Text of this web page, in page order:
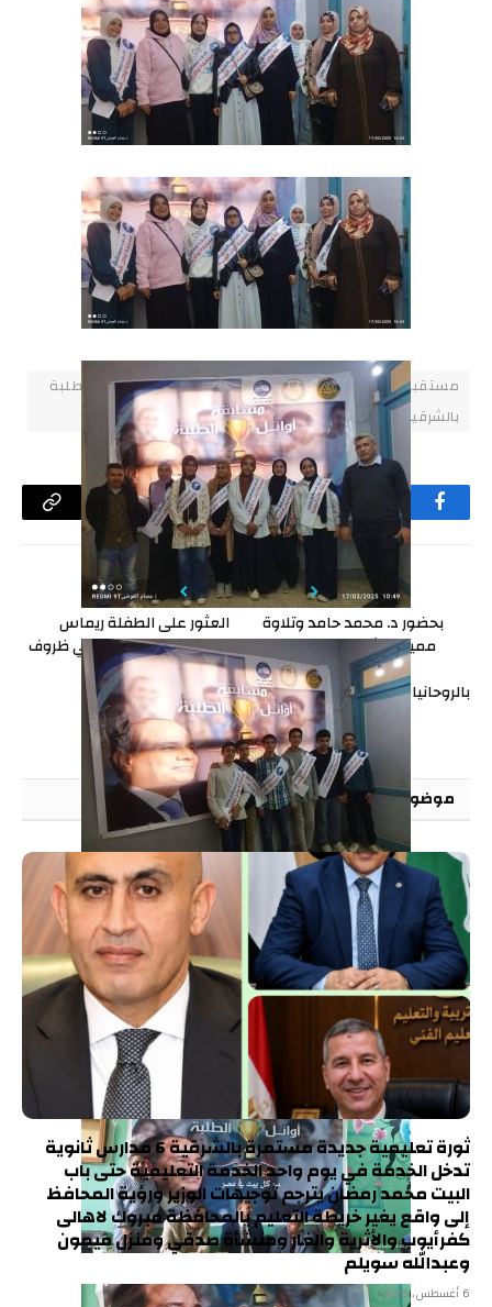
مستقبل وطن يعلن أسماء المدارس الفائزة بتصفيات أوائل الطلبة
بالشرقية
فيسبوك تويتر لينكدإن البريد
الإلكتروني
تيلقرام واتسابCopy
السابق
بحضور د. محمد حامد وتلاوة
مميزة للشيخ محمود صابر..
سهرة رمضانية عامرة
بالروحانيات في منزل الشيخ زكريا
الخطيب بصفط الحنا
التالي
العثور على الطفلة ريماس
المجيدي بعد تغيبها في ظروف
غامضة بالشرقية
موضوعاتمقترحة
ثورة تعليمية جديدة مستمرة بالشرقية 6 مدارس ثانوية
تدخل الخدمة في يوم واحد الخدمة التعليمية حتى باب
البيت محمد رمضان يترجم توجيهات الوزير ورؤية المحافظ
إلى واقع يغير خريطة التعليم بالمحافظة مبروك لاهالى
كفرأيوب والأثرية والغار ومنشأة صدقي ومنزل ميمون
وعبدالله سويلم
6 أغسطس، 2026